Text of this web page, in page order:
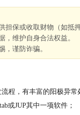
担保或收取财物（如
，维护自身合法权益。
，谨防诈骗。
程，有丰富的阳极异常
或JUP其中一项软件；